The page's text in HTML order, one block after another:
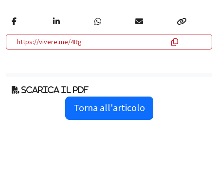
https://vivere.me/4Rg
Scarica il pdf
Torna all'articolo